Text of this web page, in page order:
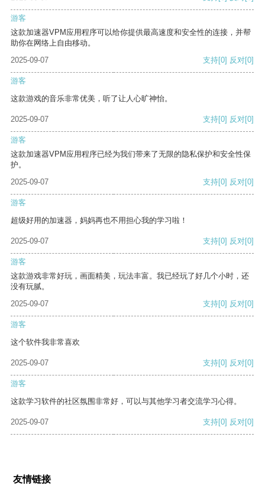
游客
这款加速器VPM应用程序可以给你提供最高速度和安全性的连接，并帮
助你在网络上自由移动。
2025-09-07
支持[0] 反对[0]
游客
这款游戏的音乐非常优美，听了让人心旷神怡。
2025-09-07 支持[0] 反对[0]
游客
这款加速器VPM应用程序已经为我们带来了无限的隐私保护和安全性保
护。
2025-09-07
支持[0] 反对[0]
游客
超级好用的加速器，妈妈再也不用担心我的学习啦！
2025-09-07 支持[0] 反对[0]
游客
这款游戏非常好玩，画面精美，玩法丰富。我已经玩了好几个小时，还
没有玩腻。
2025-09-07
支持[0] 反对[0]
游客
这个软件我非常喜欢
2025-09-07 支持[0] 反对[0]
游客
这款学习软件的社区氛围非常好，可以与其他学习者交流学习心得。
2025-09-07 支持[0] 反对[0]
友情链接